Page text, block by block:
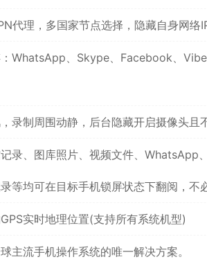
代理，多国家节点选择，隐藏自身网络
WhatsApp、Skype、Facebook、
录制周围动静，后台隐藏开启摄像头且
录、图库照片、视频文件、
等均可在目标手机锁屏状态下翻阅，不
实时地理位置(支持所有系统机型)
主流手机操作系统的唯一解决方案。